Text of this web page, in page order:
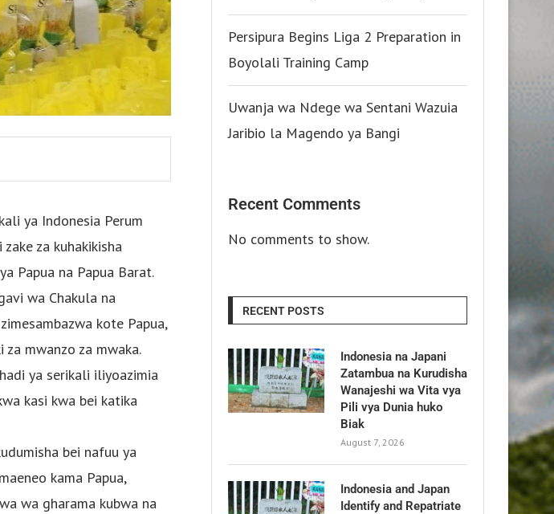
ya Indonesia Perum
za kuhakikisha
Papua na Papua Barat.
wa Chakula na
kote Papua,
mwanzo za mwaka.
ya serikali iliyoazimia
kasi kwa bei katika
bei nafuu ya
kama Papua,
wa gharama kubwa na
Persipura Begins Liga 2 Preparation in
Boyolali Training Camp
Uwanja wa Ndege wa Sentani Wazuia
Jaribio la Magendo ya Bangi
Recent Comments
No comments to show.
RECENT POSTS
Indonesia na Japani
Zatambua na Kurudisha
Wanajeshi wa Vita vya
Pili vya Dunia huko
Biak
August 7, 2026
Indonesia and Japan
Identify and Repatriate